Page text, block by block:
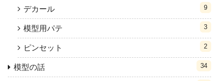
デカール 9
模型用パテ 3
ピンセット 2
模型の話 34